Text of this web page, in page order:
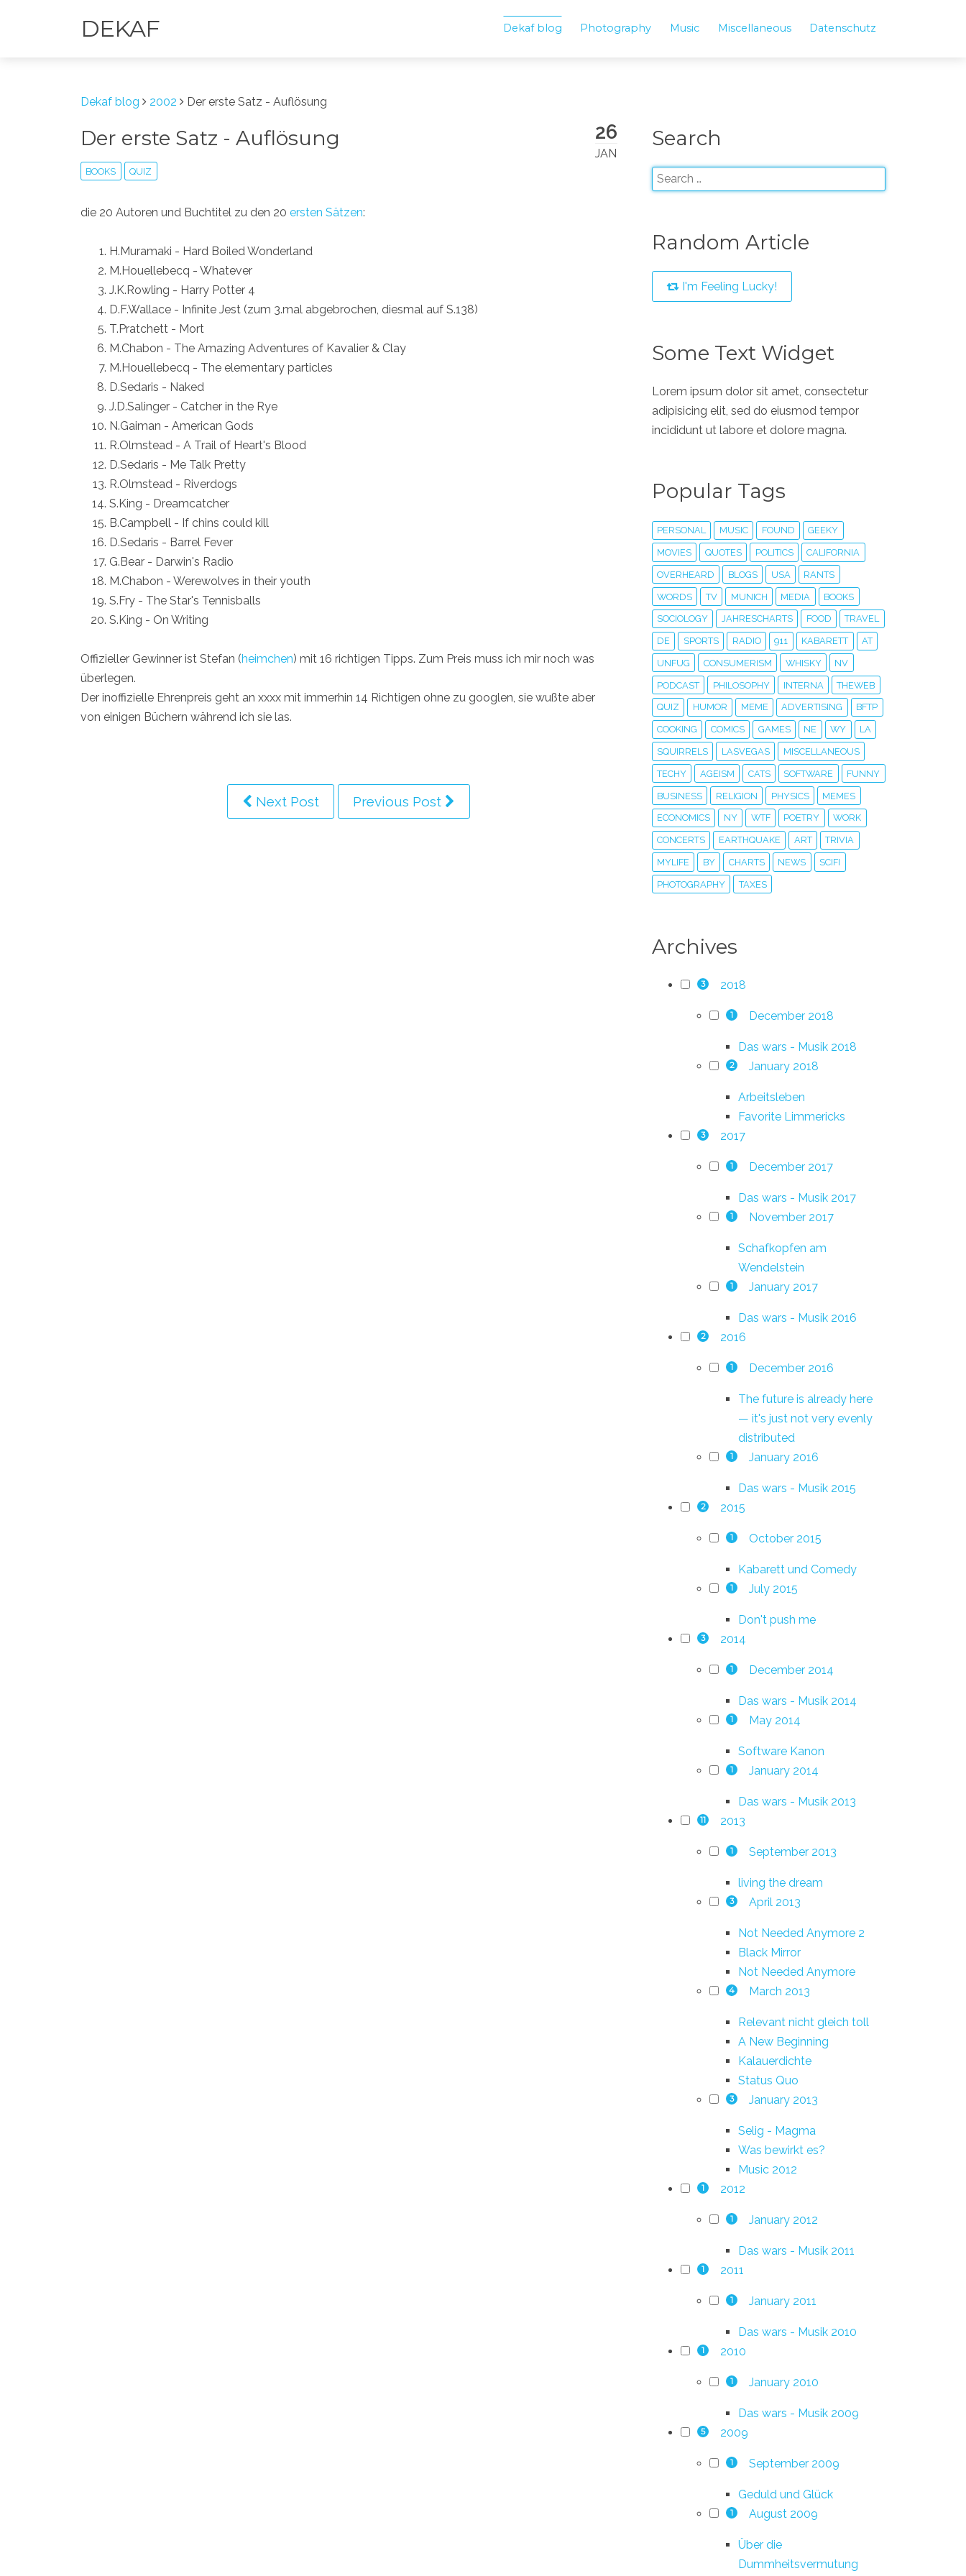
DEKAF Dekaf blog Photography Music Miscellaneous Datenschutz
Dekaf blog 2002 Der erste Satz - Auflösung
26
JAN
Der erste Satz - Auflösung
BOOKS QUIZ
die 20 Autoren und Buchtitel zu den 20 ersten Sätzen:
H.Muramaki - Hard Boiled Wonderland
M.Houellebecq - Whatever
J.K.Rowling - Harry Potter 4
D.F.Wallace - Infinite Jest (zum 3.mal abgebrochen, diesmal auf S.138)
T.Pratchett - Mort
M.Chabon - The Amazing Adventures of Kavalier & Clay
M.Houellebecq - The elementary particles
D.Sedaris - Naked
J.D.Salinger - Catcher in the Rye
N.Gaiman - American Gods
R.Olmstead - A Trail of Heart's Blood
D.Sedaris - Me Talk Pretty
R.Olmstead - Riverdogs
S.King - Dreamcatcher
B.Campbell - If chins could kill
D.Sedaris - Barrel Fever
G.Bear - Darwin's Radio
M.Chabon - Werewolves in their youth
S.Fry - The Star's Tennisballs
S.King - On Writing
Offizieller Gewinner ist Stefan (heimchen) mit 16 richtigen Tipps. Zum Preis muss ich mir noch was
überlegen.
Der inoffizielle Ehrenpreis geht an xxxx mit immerhin 14 Richtigen ohne zu googlen, sie wußte aber
von einigen Büchern während ich sie las.
Next Post Previous Post
Search
Random Article
I'm Feeling Lucky!
Some Text Widget
Lorem ipsum dolor sit amet, consectetur
adipisicing elit, sed do eiusmod tempor
incididunt ut labore et dolore magna.
Popular Tags
PERSONAL MUSIC FOUND GEEKY
MOVIES QUOTES POLITICS CALIFORNIA
OVERHEARD BLOGS USA RANTS
WORDS TV MUNICH MEDIA BOOKS
SOCIOLOGY JAHRESCHARTS FOOD TRAVEL
DE SPORTS RADIO 911 KABARETT AT
UNFUG CONSUMERISM WHISKY NV
PODCAST PHILOSOPHY INTERNA THEWEB
QUIZ HUMOR MEME ADVERTISING BFTP
COOKING COMICS GAMES NE WY LA
SQUIRRELS LASVEGAS MISCELLANEOUS
TECHY AGEISM CATS SOFTWARE FUNNY
BUSINESS RELIGION PHYSICS MEMES
ECONOMICS NY WTF POETRY WORK
CONCERTS EARTHQUAKE ART TRIVIA
MYLIFE BY CHARTS NEWS SCIFI
PHOTOGRAPHY TAXES
Archives
3 2018
1 December 2018
Das wars - Musik 2018
2 January 2018
Arbeitsleben
Favorite Limmericks
3 2017
1 December 2017
Das wars - Musik 2017
1 November 2017
Schafkopfen am
Wendelstein
1 January 2017
Das wars - Musik 2016
2 2016
1 December 2016
The future is already here
— it's just not very evenly
distributed
1 January 2016
Das wars - Musik 2015
2 2015
1 October 2015
Kabarett und Comedy
1 July 2015
Don't push me
3 2014
1 December 2014
Das wars - Musik 2014
1 May 2014
Software Kanon
1 January 2014
Das wars - Musik 2013
11 2013
1 September 2013
living the dream
3 April 2013
Not Needed Anymore 2
Black Mirror
Not Needed Anymore
4 March 2013
Relevant nicht gleich toll
A New Beginning
Kalauerdichte
Status Quo
3 January 2013
Selig - Magma
Was bewirkt es?
Music 2012
1 2012
1 January 2012
Das wars - Musik 2011
1 2011
1 January 2011
Das wars - Musik 2010
1 2010
1 January 2010
Das wars - Musik 2009
5 2009
1 September 2009
Geduld und Glück
1 August 2009
Über die
Dummheitsvermutung